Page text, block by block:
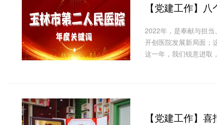
【党建工作】 八
2022年，是奉献与担
开创医院发展新局面；
这一年，我们锐意进
【党建工作】 喜